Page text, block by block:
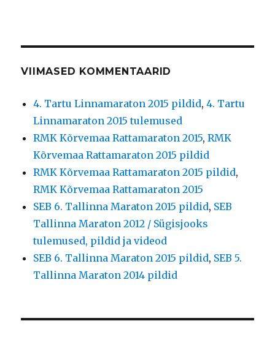
VIIMASED KOMMENTAARID
4. Tartu Linnamaraton 2015 pildid,4. Tartu
Linnamaraton 2015 tulemused
RMK Kõrvemaa Rattamaraton 2015,RMK
Kõrvemaa Rattamaraton 2015 pildid
RMK Kõrvemaa Rattamaraton 2015 pildid,
RMK Kõrvemaa Rattamaraton 2015
SEB 6. Tallinna Maraton 2015 pildid, SEB
Tallinna Maraton 2012 / Sügisjooks
tulemused, pildid ja videod
SEB 6. Tallinna Maraton 2015 pildid, SEB 5.
Tallinna Maraton 2014 pildid